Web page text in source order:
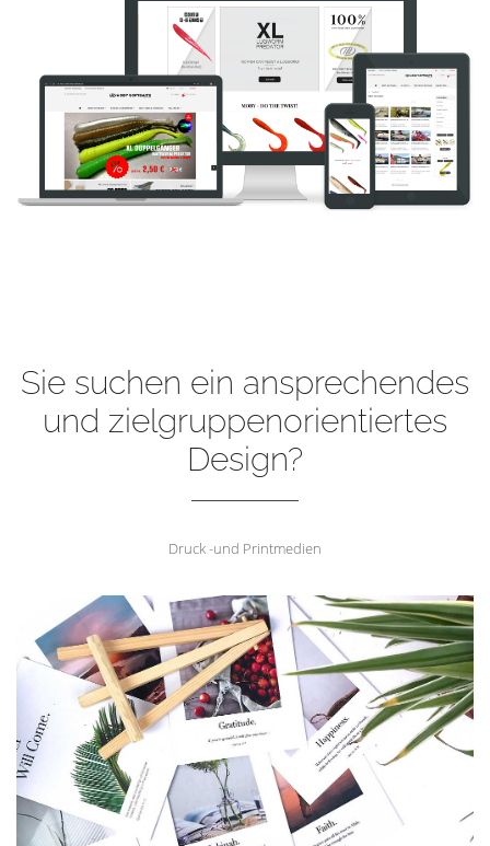
Sie suchen ein ansprechendes
und zielgruppenorientiertes
Design?
Druck -und Printmedien